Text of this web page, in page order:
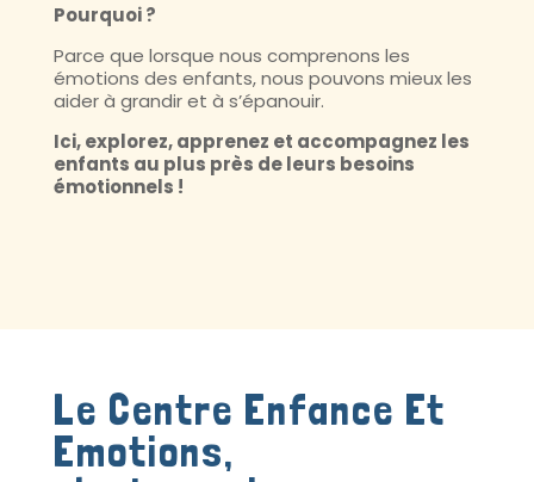
Pourquoi ?
Parce que lorsque nous comprenons les
émotions des enfants, nous pouvons mieux les
aider à grandir et à s’épanouir.
Ici, explorez, apprenez et accompagnez les
enfants au plus près de leurs besoins
émotionnels !
Le Centre Enfance Et
Emotions,